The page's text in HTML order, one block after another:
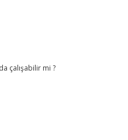
çalışabilir mi ?